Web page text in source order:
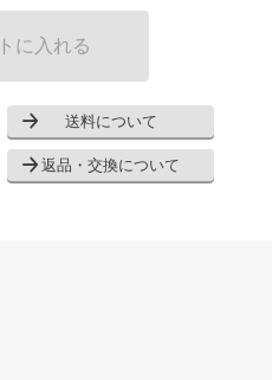
に入れる
送料について
返品・交換について